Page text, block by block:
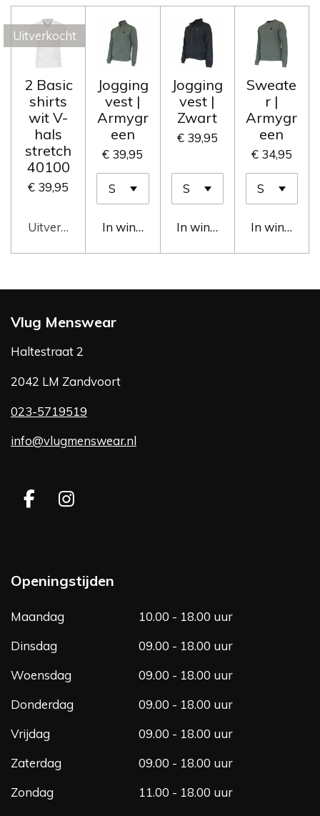
Uitverkocht
2 Basic
shirts
wit V-
hals
stretch
40100
€ 39,95
Uitverkocht
Jogging
vest |
Armygr
een
€ 39,95
In winkelwagen
Jogging
vest |
Zwart
€ 39,95
In winkelwagen
Sweate
r |
Armygr
een
€ 34,95
In
Vlug Menswear
Haltestraat 2
2042 LM Zandvoort
023-5719519
info@vlugmenswear.nl
F
b
o
k
I
a
g
Openingstijden
Maandag
10.00 - 18.00 uur
Dinsdag
09.00 - 18.00 uur
Woensdag
09.00 - 18.00 uur
Donderdag
09.00 - 18.00 uur
Vrijdag
09.00 - 18.00 uur
Zaterdag
09.00 - 18.00 uur
Zondag
11.00 - 18.00 uur